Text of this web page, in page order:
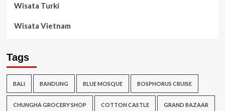
Wisata Turki
Wisata Vietnam
Tags
BALI BANDUNG BLUE MOSQUE BOSPHORUS CRUISE
CHUNGHA GROCERY SHOP COTTON CASTLE GRAND BAZAAR